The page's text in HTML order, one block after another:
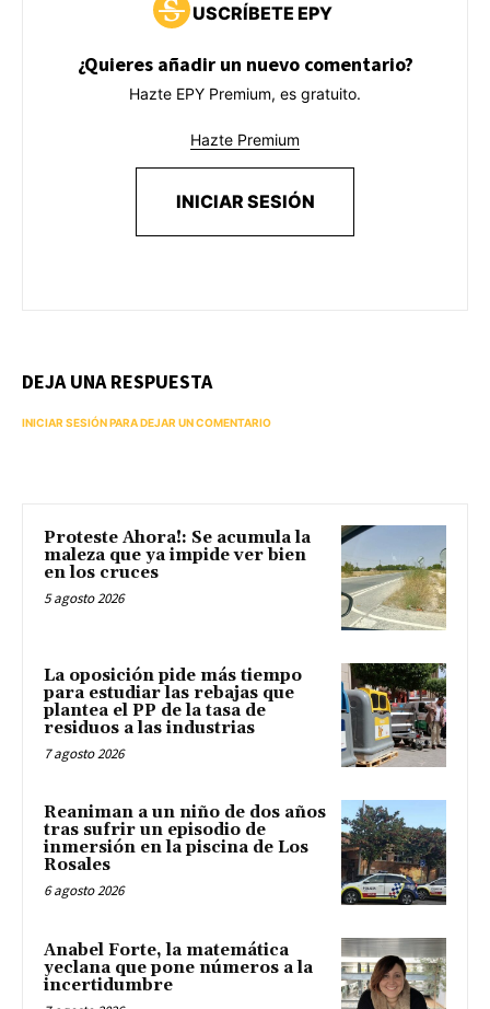
USCRÍBETE EPY
¿Quieres añadir un nuevo comentario?
Hazte EPY Premium, es gratuito.
Hazte Premium
INICIAR SESIÓN
DEJA UNA RESPUESTA
INICIAR SESIÓN PARA DEJAR UN COMENTARIO
Proteste Ahora!: Se acumula la
maleza que ya impide ver bien
en los cruces
5 agosto 2026
La oposición pide más tiempo
para estudiar las rebajas que
plantea el PP de la tasa de
residuos a las industrias
7 agosto 2026
Reaniman a un niño de dos años
tras sufrir un episodio de
inmersión en la piscina de Los
Rosales
6 agosto 2026
Anabel Forte, la matemática
yeclana que pone números a la
incertidumbre